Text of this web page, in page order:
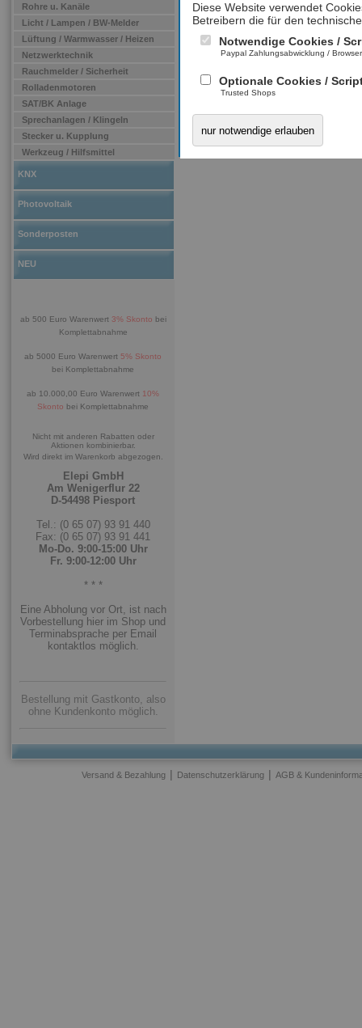
Diese Website verwendet
Betreibern die für den
Notwendige Cookies /
Paypal Zahlungsabwicklung /
Optionale Cookies /
Trusted Shops
nur notwendige erlauben
Rohre u. Kanäle
Licht / Lampen / BW-Melder
Lüftung / Warmwasser / Heizen
Netzwerktechnik
Rauchmelder / Sicherheit
Rolladenmotoren
SAT/BK Anlage
Sprechanlagen / Klingeln
Stecker u. Kupplung
Werkzeug / Hilfsmittel
KNX
Photovoltaik
Sonderposten
NEU
ab 500 Euro Warenwert 3% Skonto bei
Komplettabnahme
ab 5000 Euro Warenwert 5% Skonto
bei Komplettabnahme
ab 10.000,00 Euro Warenwert 10%
Skonto bei Komplettabnahme
Nicht mit anderen Rabatten oder
Aktionen kombinierbar.
Wird direkt im Warenkorb abgezogen.
Elepi GmbH
Am Wenigerflur 22
D-54498 Piesport
Tel.: (0 65 07) 93 91 440
Fax: (0 65 07) 93 91 441
Mo-Do. 9:00-15:00 Uhr
Fr. 9:00-12:00 Uhr
* * *
Eine Abholung vor Ort, ist nach
Vorbestellung hier im Shop und
Terminabsprache per Email
kontaktlos möglich.
Bestellung mit Gastkonto, also
ohne Kundenkonto möglich.
Versand & Bezahlung | Datenschutzerklärung | AGB &